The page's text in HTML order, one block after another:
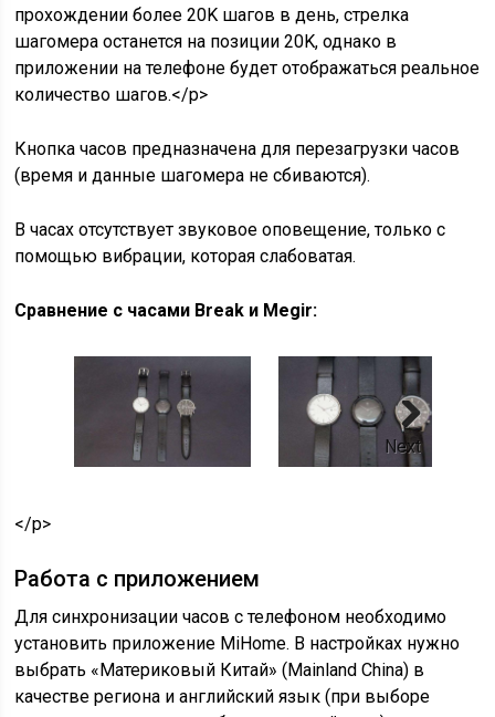
прохождении более 20K шагов в день, стрелка
шагомера останется на позиции 20K, однако в
приложении на телефоне будет отображаться реальное
количество шагов.</p>
Кнопка часов предназначена для перезагрузки часов
(время и данные шагомера не сбиваются).
В часах отсутствует звуковое оповещение, только с
помощью вибрации, которая слабоватая.
Сравнение с часами Break и Megir:
Next
</p>
Работа с приложением
Для синхронизации часов с телефоном необходимо
установить приложение MiHome. В настройках нужно
выбрать «Материковый Китай» (Mainland China) в
качестве региона и английский язык (при выборе